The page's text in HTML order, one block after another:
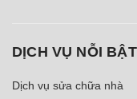
DỊCH VỤ NỖI BẬT
Dịch vụ sửa chữa nhà